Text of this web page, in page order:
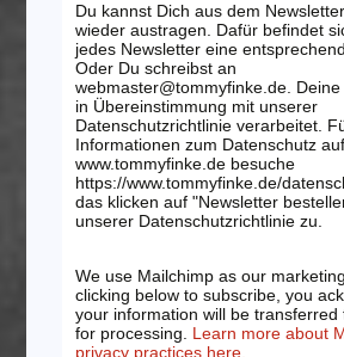
Du kannst Dich aus dem
wieder austragen. Dafür befindet
jedes Newsletter eine
Oder Du schreibst an
webmaster@tommyfinke.de.
in Übereinstimmung mit unserer
Datenschutzrichtlinie verarbeitet.
Informationen zum Datenschutz auf
www.tommyfinke.de besuche
https://www.tommyfinke.de/
das klicken auf "Newsletter
unserer Datenschutzrichtlinie zu.
We use Mailchimp as our
clicking below to subscribe, you
your information will be transferred
for processing. Learn more about
privacy practices here.